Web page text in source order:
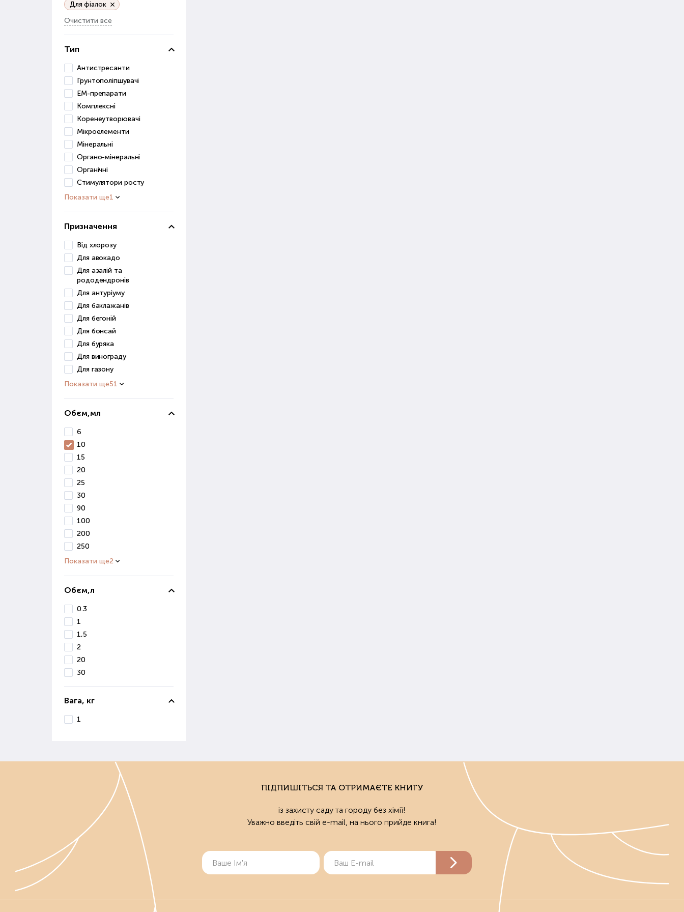
Для фіалок
Очистити все
Тип
Антистресанти
Грунтополіпшувачі
ЕМ-препарати
Комплексні
Коренеутворювачі
Мікроелементи
Мінеральні
Органо-мінеральні
Органічні
Стимулятори росту
Показати ще1
Призначення
Від хлорозу
Для авокадо
Для азалій та
рододендронів
Для антуріуму
Для баклажанів
Для бегоній
Для бонсай
Для буряка
Для винограду
Для газону
Показати ще51
Обєм,мл
6
10
15
20
25
30
90
100
200
250
Показати ще2
Обєм,л
0.3
1
1,5
2
20
30
Вага, кг
1
ПІДПИШІТЬСЯ ТА ОТРИМАЄТЕ КНИГУ
із захисту саду та городу без хімії!
Уважно введіть свій e-mail, на нього прийде книга!